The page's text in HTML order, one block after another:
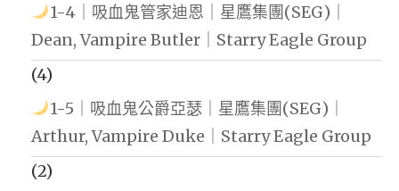
1-4｜吸血鬼管家迪恩｜星鷹集團(SEG)｜
Dean, Vampire Butler｜Starry Eagle Group
(4)
1-5｜吸血鬼公爵亞瑟｜星鷹集團(SEG)｜
Arthur, Vampire Duke｜Starry Eagle Group
(2)